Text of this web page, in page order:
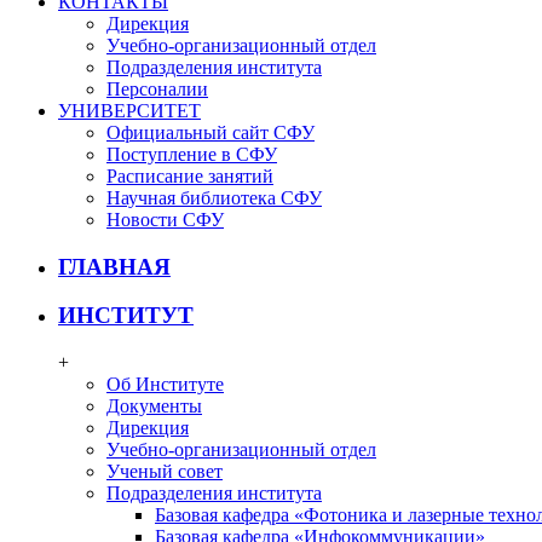
Дирекция
Учебно-организационный отдел
Подразделения института
Персоналии
УНИВЕРСИТЕТ
Официальный сайт СФУ
Поступление в СФУ
Расписание занятий
Научная библиотека СФУ
Новости СФУ
ГЛАВНАЯ
ИНСТИТУТ
+
Об Институте
Документы
Дирекция
Учебно-организационный отдел
Ученый совет
Подразделения института
Базовая кафедра «Фотоника и лазерные
Базовая кафедра «Инфокоммуникации»